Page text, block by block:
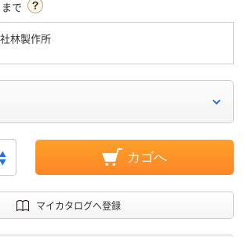
まで
林製作所
カゴへ
マイカタログへ登録